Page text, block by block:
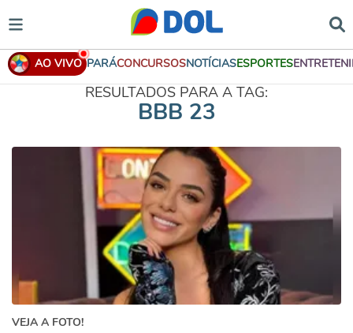
AO VIVO PARÁCONCURSOSNOTÍCIASESPORTES
RESULTADOS PARA A TAG:
BBB 23
VEJA A FOTO!